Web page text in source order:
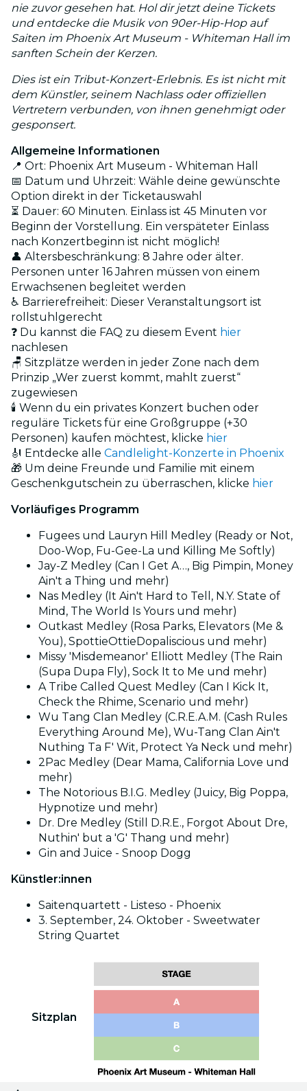
nie zuvor gesehen hat. Hol dir jetzt deine Tickets
und entdecke die Musik von 90er-Hip-Hop auf
Saiten im Phoenix Art Museum - Whiteman Hall im
sanften Schein der Kerzen.
Dies ist ein Tribut-Konzert-Erlebnis. Es ist nicht mit
dem Künstler, seinem Nachlass oder offiziellen
Vertretern verbunden, von ihnen genehmigt oder
gesponsert.
Allgemeine Informationen
📍 Ort: Phoenix Art Museum - Whiteman Hall
📅 Datum und Uhrzeit: Wähle deine gewünschte
Option direkt in der Ticketauswahl
⏳ Dauer: 60 Minuten. Einlass ist 45 Minuten vor
Beginn der Vorstellung. Ein verspäteter Einlass
nach Konzertbeginn ist nicht möglich!
👤 Altersbeschränkung: 8 Jahre oder älter.
Personen unter 16 Jahren müssen von einem
Erwachsenen begleitet werden
♿ Barrierefreiheit: Dieser Veranstaltungsort ist
rollstuhlgerecht
❓ Du kannst die FAQ zu diesem Event hier
nachlesen
🪑 Sitzplätze werden in jeder Zone nach dem
Prinzip „Wer zuerst kommt, mahlt zuerst“
zugewiesen
🕯️ Wenn du ein privates Konzert buchen oder
reguläre Tickets für eine Großgruppe (+30
Personen) kaufen möchtest, klicke hier
🎻 Entdecke alle Candlelight-Konzerte in Phoenix
🎁 Um deine Freunde und Familie mit einem
Geschenkgutschein zu überraschen, klicke hier
Vorläufiges Programm
Fugees und Lauryn Hill Medley (Ready or Not,
Doo-Wop, Fu-Gee-La und Killing Me Softly)
Jay-Z Medley (Can I Get A…, Big Pimpin, Money
Ain't a Thing und mehr)
Nas Medley (It Ain't Hard to Tell, N.Y. State of
Mind, The World Is Yours und mehr)
Outkast Medley (Rosa Parks, Elevators (Me &
You), SpottieOttieDopaliscious und mehr)
Missy 'Misdemeanor' Elliott Medley (The Rain
(Supa Dupa Fly), Sock It to Me und mehr)
A Tribe Called Quest Medley (Can I Kick It,
Check the Rhime, Scenario und mehr)
Wu Tang Clan Medley (C.R.E.A.M. (Cash Rules
Everything Around Me), Wu-Tang Clan Ain't
Nuthing Ta F' Wit, Protect Ya Neck und mehr)
2Pac Medley (Dear Mama, California Love und
mehr)
The Notorious B.I.G. Medley (Juicy, Big Poppa,
Hypnotize und mehr)
Dr. Dre Medley (Still D.R.E., Forgot About Dre,
Nuthin' but a 'G' Thang und mehr)
Gin and Juice - Snoop Dogg
Künstler:innen
Saitenquartett - Listeso - Phoenix
3. September, 24. Oktober - Sweetwater
String Quartet
Sitzplan